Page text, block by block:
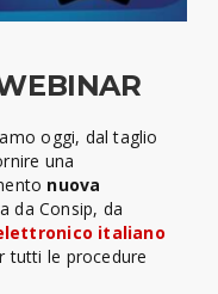
oggi, dal taglio
una
nuova
da Consip, da
elettronico italiano
tutti le procedure